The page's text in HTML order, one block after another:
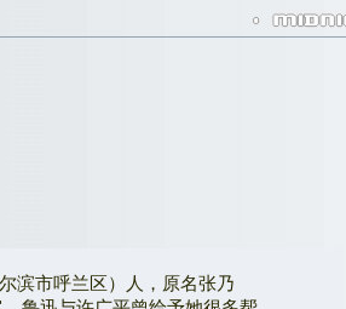
滨市呼兰区）人，原名张乃